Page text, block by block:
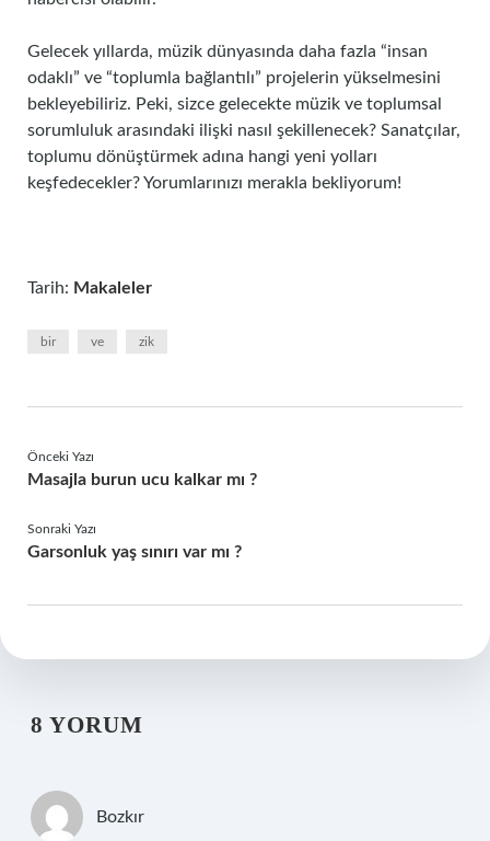
Gelecek yıllarda, müzik dünyasında daha fazla “insan
odaklı” ve “toplumla bağlantılı” projelerin yükselmesini
bekleyebiliriz. Peki, sizce gelecekte müzik ve toplumsal
sorumluluk arasındaki ilişki nasıl şekillenecek? Sanatçılar,
toplumu dönüştürmek adına hangi yeni yolları
keşfedecekler? Yorumlarınızı merakla bekliyorum!
Tarih: Makaleler
bir ve zik
Önceki Yazı
Masajla burun ucu kalkar mı ?
Sonraki Yazı
Garsonluk yaş sınırı var mı ?
8 YORUM
Bozkır